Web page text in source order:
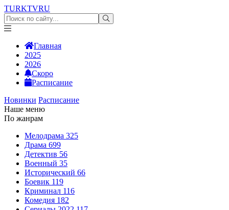
TURKTVRU
Главная
2025
2026
Скоро
Расписание
Новинки Расписание
Наше меню
По жанрам
Мелодрама 325
Драма 699
Детектив 56
Военный 35
Исторический 66
Боевик 119
Криминал 116
Комедия 182